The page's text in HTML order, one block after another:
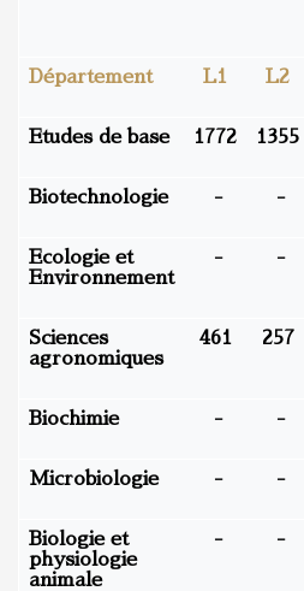
Département L1 L2
Etudes de base 1772 1355
Biotechnologie - -
Ecologie et
Environnement
- -
Sciences
agronomiques
461 257
Biochimie - -
Microbiologie - -
Biologie et
physiologie
animale
- -